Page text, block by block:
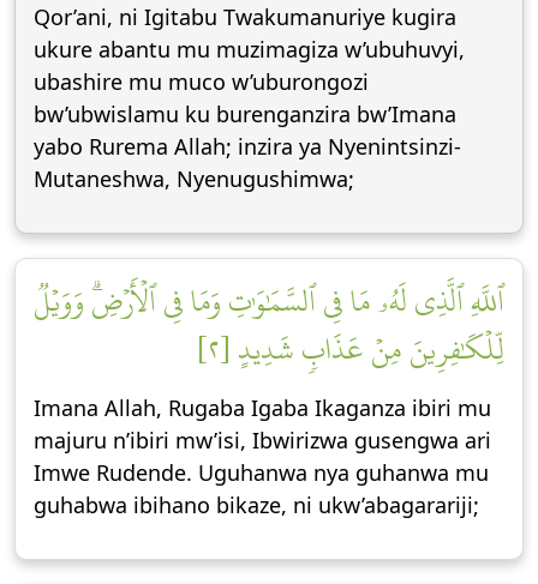
Qor’ani, ni Igitabu Twakumanuriye kugira
ukure abantu mu muzimagiza w’ubuhuvyi,
ubashire mu muco w’uburongozi
bw’ubwislamu ku burenganzira bw’Imana
yabo Rurema Allah; inzira ya Nyenintsinzi-
Mutaneshwa, Nyenugushimwa;
ٱللَّهِ ٱلَّذِي لَهُۥ مَا فِي ٱلسَّمَٰوَٰتِ وَمَا فِي ٱلۡأَرۡضِۗ وَوَيۡلٞ
لِّلۡكَٰفِرِينَ مِنۡ عَذَابٖ شَدِيدٍ [٢]
Imana Allah, Rugaba Igaba Ikaganza ibiri mu
majuru n’ibiri mw’isi, Ibwirizwa gusengwa ari
Imwe Rudende. Uguhanwa nya guhanwa mu
guhabwa ibihano bikaze, ni ukw’abagarariji;